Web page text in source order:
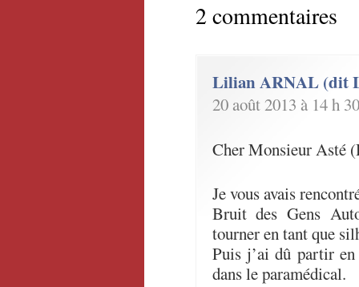
2 commentaires
Lilian ARNAL (dit
20 août 2013 à 14 h
Cher Monsieur Asté
Je vous avais
Bruit des Gens
tourner en tant que
Puis j’ai dû partir
dans le paramédical.